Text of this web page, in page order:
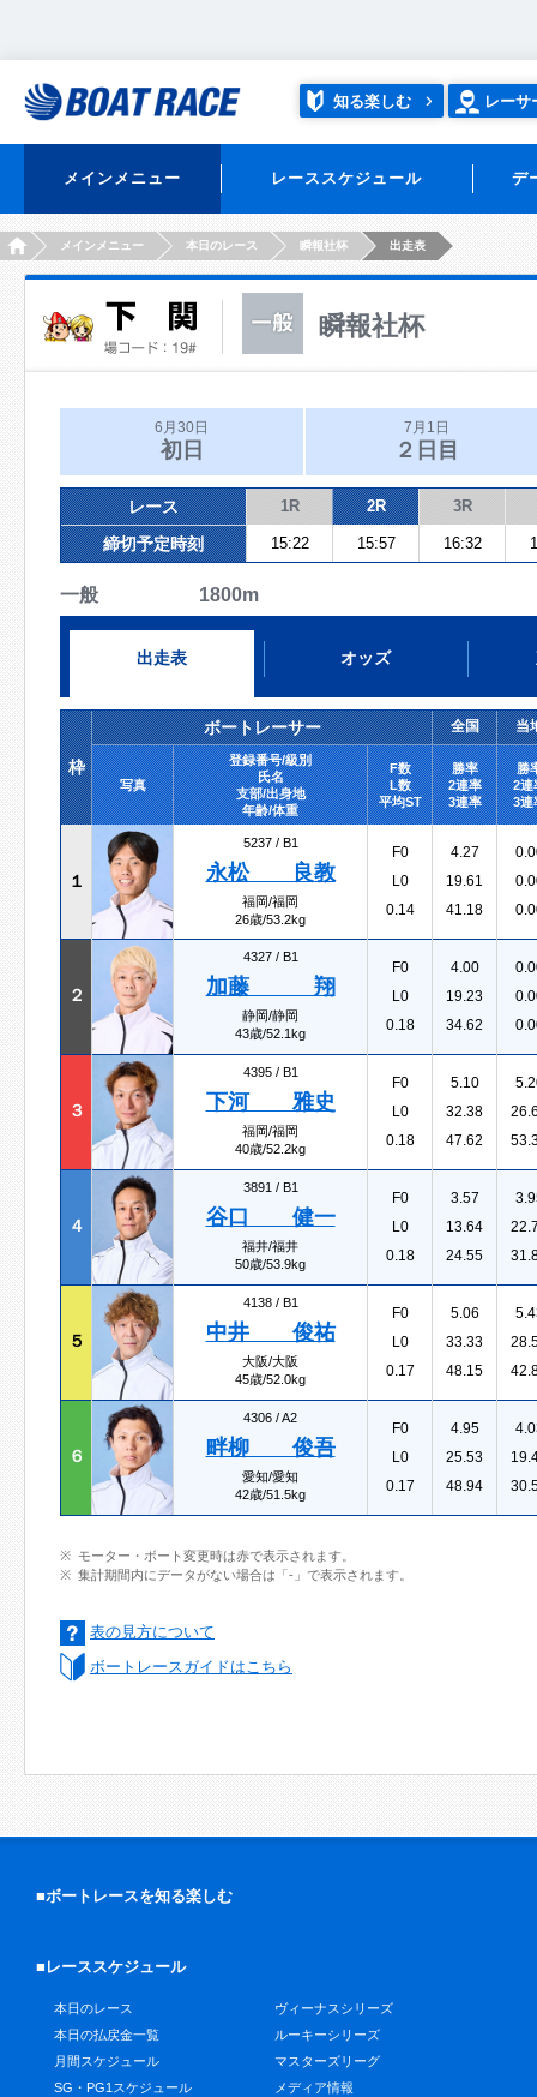
知る楽しむ レーサ
メインメニュー レーススケジュール デ
HOMEメインメニュー 本日のレース 瞬報社杯 出走表
瞬報社杯
6月30日
初日
7月1日
２日目
レース 1R 2R 3R
締切予定時刻 15:22 15:57 16:32
一般 1800m
出走表 オッズ
枠
ボートレーサー 全国 当
写真
登録番号/級別
氏名
支部/出身地
年齢/体重
F数
L数
平均ST
勝率
2連率
3連率
勝
2連
3連
１
5237 / B1
永松 良教
福岡/福岡
26歳/53.2kg
F0
L0
0.14
4.27
19.61
41.18
２
4327 / B1
加藤 翔
静岡/静岡
43歳/52.1kg
F0
L0
0.18
4.00
19.23
34.62
３
4395 / B1
下河 雅史
福岡/福岡
40歳/52.2kg
F0
L0
0.18
5.10
32.38
47.62
４
3891 / B1
谷口 健一
福井/福井
50歳/53.9kg
F0
L0
0.18
3.57
13.64
24.55
５
4138 / B1
中井 俊祐
大阪/大阪
45歳/52.0kg
F0
L0
0.17
5.06
33.33
48.15
６
4306 /A2
畔柳 俊吾
愛知/愛知
42歳/51.5kg
F0
L0
0.17
4.95
25.53
48.94
モーター・ボート変更時は赤で表示されます。
集計期間内にデータがない場合は「-」で表示されます。
表の見方について
ボートレースガイドはこちら
■ボートレースを知る楽しむ
■レーススケジュール
本日のレース
本日の払戻金一覧
月間スケジュール
SG・PG1スケジュール
ヴィーナスシリーズ
ルーキーシリーズ
マスターズリーグ
メディア情報